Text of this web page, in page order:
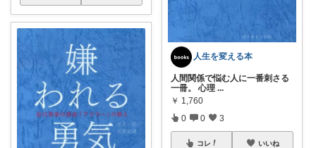
人生を変える本
人間関係で悩む人に一番刺さる
一冊。 心理 ...
￥ 1,760
0 0 3
コレ いいね